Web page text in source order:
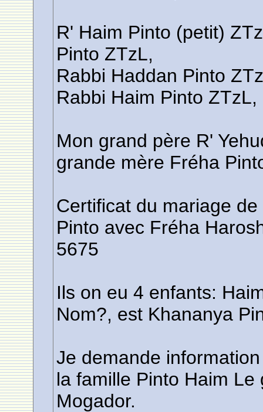
R' Haim Pinto (petit)
Pinto ZTzL,
Rabbi Haddan Pinto
Rabbi Haim Pinto
Mon grand père R'
grande mère Fréha
Certificat du mariage
Pinto avec Fréha
5675
Ils on eu 4 enfants:
Nom?, est Khananya
Je demande
la famille Pinto Haim
Mogador.